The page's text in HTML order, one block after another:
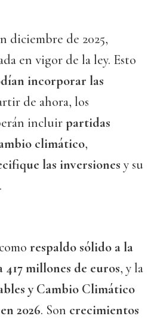
diciembre de 2025,
en vigor de la ley. Esto
incorporar las
de ahora, los
incluirpartidas
climático,
las inversiones y su
.
respaldo sólido a la
millones de euros, y la
y Cambio Climático
2026. Son crecimientos